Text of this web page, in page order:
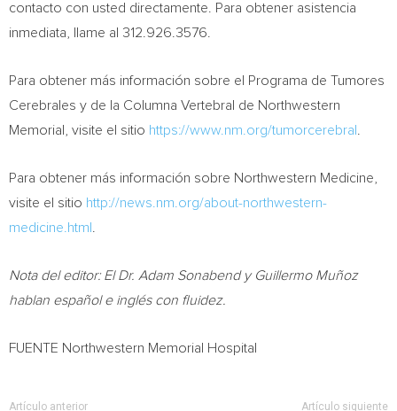
contacto con usted directamente. Para obtener asistencia
inmediata, llame al 312.926.3576.
Para obtener más información sobre el Programa de Tumores
Cerebrales y de la Columna Vertebral de Northwestern
Memorial, visite el sitio https://www.nm.org/tumorcerebral
Para obtener más información sobre Northwestern Medicine,
visite el sitio http://news.nm.org/about-northwestern-
medicine.html
Nota del editor: El Dr. Adam Sonabendy Guillermo Muñoz
hablan español e inglés con fluidez.
FUENTE Northwestern Memorial Hospital
Artículo anterior Artículo siguiente